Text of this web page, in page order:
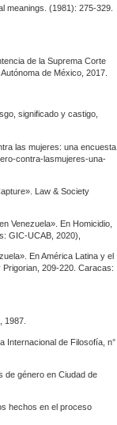
meanings. (1981): 275-329.
de la Suprema Corte
de México, 2017.
significado y castigo,
las mujeres: una encuesta
contra-lasmujeres-una-
Law & Society
Venezuela». En Homicidio,
GIC-UCAB, 2020),
En América Latina y el
209-220. Caracas:
1987.
Internacional de Filosofía, n°
de género en Ciudad de
hechos en el proceso